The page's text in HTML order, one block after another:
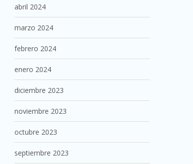
abril 2024
marzo 2024
febrero 2024
enero 2024
diciembre 2023
noviembre 2023
octubre 2023
septiembre 2023